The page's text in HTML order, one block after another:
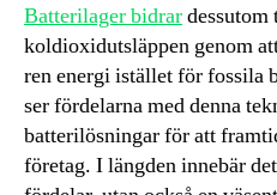
Batterilager bidrar
koldioxidutsläppen genom
ren energi istället för fossila
ser fördelarna med denna
batterilösningar för att
företag. I längden innebär